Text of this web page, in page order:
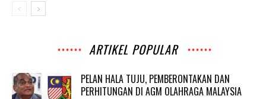
ARTIKEL POPULAR
PELAN HALA TUJU, PEMBERONTAKAN DAN
PERHITUNGAN DI AGM OLAHRAGA MALAYSIA